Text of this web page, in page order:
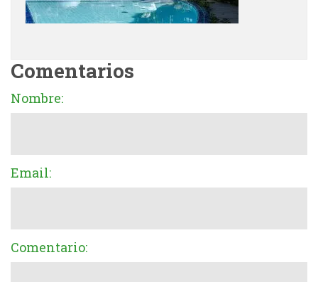
Comentarios
Nombre:
Email:
Comentario: